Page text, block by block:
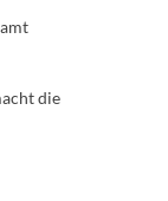
die